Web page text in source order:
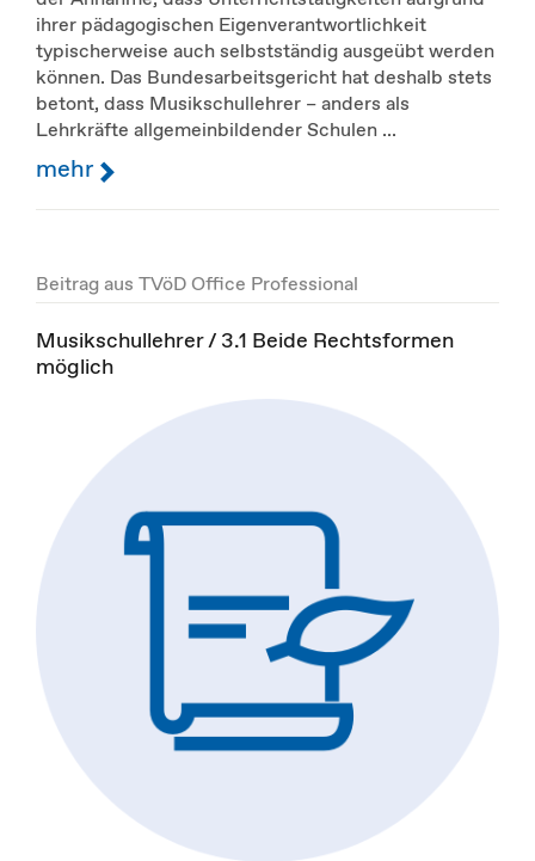
ihrer pädagogischen Eigenverantwortlichkeit
typischerweise auch selbstständig ausgeübt werden
können. Das Bundesarbeitsgericht hat deshalb stets
betont, dass Musikschullehrer – anders als
Lehrkräfte allgemeinbildender Schulen ...
mehr
Beitrag aus TVöD Office Professional
Musikschullehrer / 3.1 Beide Rechtsformen
möglich